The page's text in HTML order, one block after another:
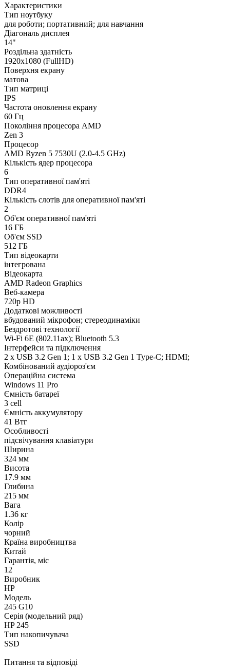
Характеристики
Тип ноутбуку
для роботи; портативний; для навчання
Діагональ дисплея
14"
Роздільна здатність
1920х1080 (FullHD)
Поверхня екрану
матова
Тип матриці
IPS
Частота оновлення екрану
60 Гц
Покоління процесора AMD
Zen 3
Процесор
AMD Ryzen 5 7530U (2.0-4.5 GHz)
Кількість ядер процесора
6
Тип оперативної пам'яті
DDR4
Кількість слотів для оперативної пам'яті
2
Об'єм оперативної пам'яті
16 ГБ
Об'єм SSD
512 ГБ
Тип відеокарти
інтегрована
Відеокарта
AMD Radeon Graphics
Веб-камера
720p HD
Додаткові можливості
вбудований мікрофон; стереодинаміки
Бездротові технології
Wi-Fi 6Е (802.11aх); Bluetooth 5.3
Інтерфейси та підключення
2 x USB 3.2 Gen 1; 1 x USB 3.2 Gen 1 Type-C; HDMI;
Комбінований аудіороз'єм
Операційна система
Windows 11 Pro
Ємність батареї
3 cell
Ємність аккумулятору
41 Втг
Особливості
підсвічування клавіатури
Ширина
324 мм
Висота
17.9 мм
Глибина
215 мм
Вага
1.36 кг
Колір
чорний
Країна виробництва
Китай
Гарантія, міс
12
Виробник
HP
Модель
245 G10
Серія (модельний ряд)
HP 245
Тип накопичувача
SSD
Питання та відповіді